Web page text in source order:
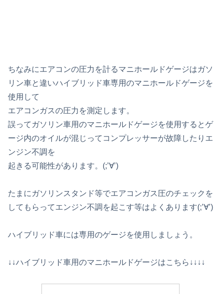
ちなみにエアコンの圧力を計るマニホールドゲージはガソ
リン車と違いハイブリッド車専用のマニホールドゲージを
使用して
エアコンガスの圧力を測定します。
誤ってガソリン車用のマニホールドゲージを使用するとゲ
ージ内のオイルが混じってコンプレッサーが故障したりエ
ンジン不調を
起きる可能性があります。(;’∀’)
たまにガソリンスタンド等でエアコンガス圧のチェックを
してもらってエンジン不調を起こす等はよくあります(;’∀’)
ハイブリッド車には専用のゲージを使用しましょう。
↓↓ハイブリッド車用のマニホールドゲージはこちら↓↓↓↓